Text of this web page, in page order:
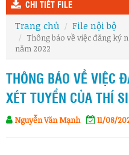
CHI TIẾT FILE
Trang chủ File nội bộ
Thông báo về việc đăng ký
năm 2022
THÔNG BÁO VỀ VIỆC
XÉT TUYỂN CỦA THÍ
Nguyễn Văn Mạnh 11/08/